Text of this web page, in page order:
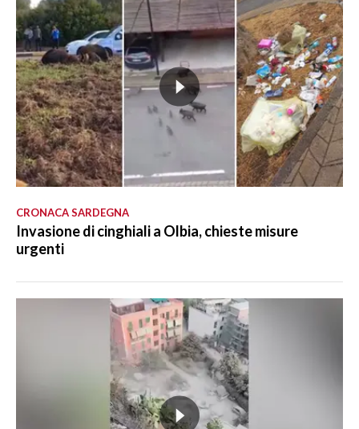
CRONACA SARDEGNA
Invasione di cinghiali a Olbia, chieste misure
urgenti